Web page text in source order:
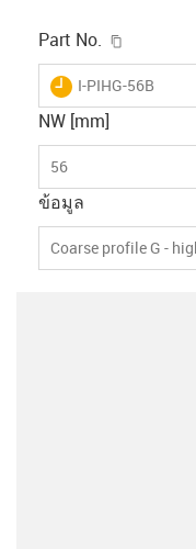
Part No.
igus-icon-lieferzeit
I-PIHG-56B
NW [mm]
56
ข้อมูล
Coarse profile G -